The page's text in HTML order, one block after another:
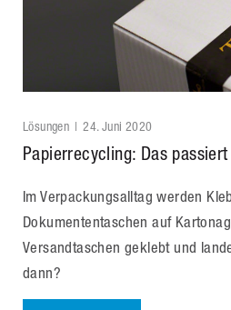
Papierrecycling: Das
Lösungen 24. Juni 2020
Im Verpackungsalltag werden
Dokumententaschen auf
Versandtaschen geklebt und
dann?